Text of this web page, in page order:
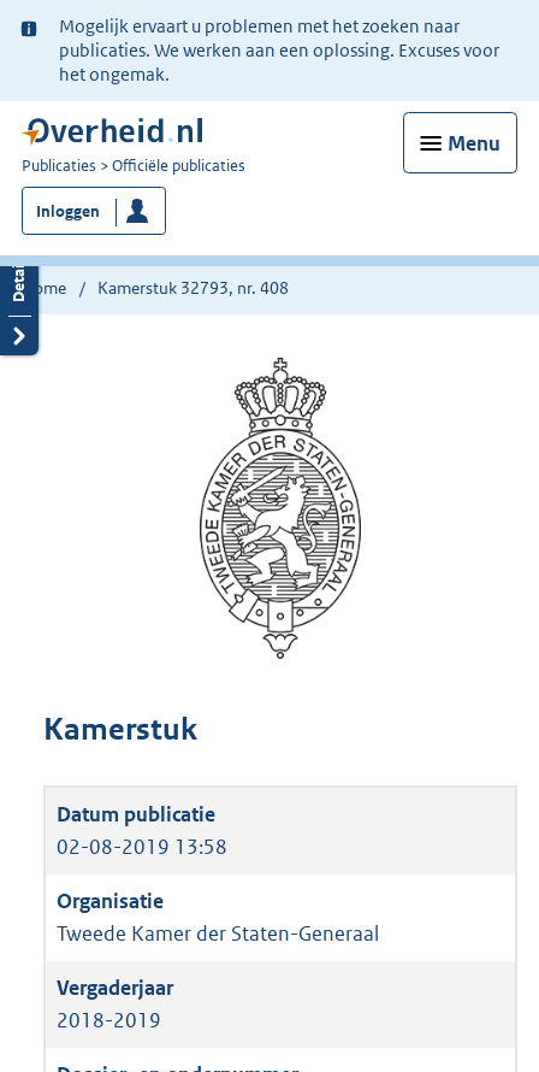
Ter
informatie:
Mogelijk ervaart u problemen met het zoeken naar
publicaties. We werken aan een oplossing. Excuses voor
het ongemak.
Menu
U
bent
nu
hier:
Publicaties Officiële publicaties
Inloggen
Home Kamerstuk 32793, nr. 408
Kamerstuk
02-08-2019 13:58
Tweede Kamer der Staten-Generaal
2018-2019